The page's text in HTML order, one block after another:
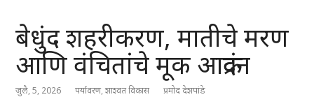
बेधुंद शहरीकरण, मातीचे मरण
आणि वंचितांचे मूक आक्रंदन
जुलै, 5, 2026 पर्यावरण,शाश्वत विकास प्रमोद देशपांडे